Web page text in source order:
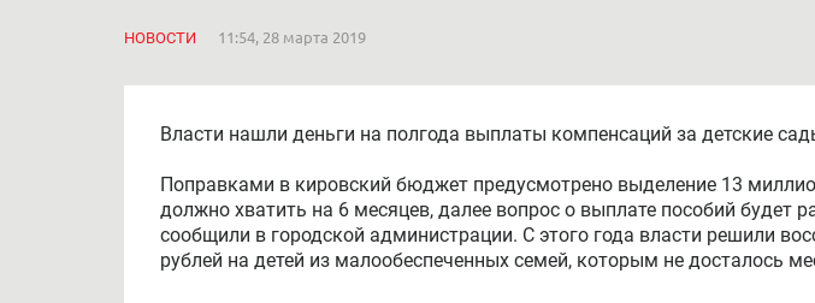
НОВОСТИ 11:54, 28 марта 2019
Власти нашли деньги на полгода выплаты компенсаций за детские
Поправками в кировский бюджет предусмотрено выделение 13
должно хватить на 6 месяцев, далее вопрос о выплате пособий будет
сообщили в городской администрации. С этого года власти решили
рублей на детей из малообеспеченных семей, которым не досталось